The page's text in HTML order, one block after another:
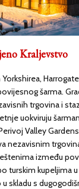
Kraljevstvo
šarma.
trgovina i
uokviruju
Valley
nezavisnim
između
turskim kupeljima
skladu s